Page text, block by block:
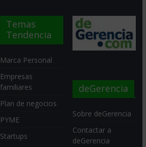
Temas
Tendencia
Marca Personal
Empresas
familiares
Plan de negocios
PYME
Startups
deGerencia
Sobre deGerencia
Contactar a
deGerencia